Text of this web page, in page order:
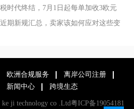
时代终结，7月1日起每单加收3欧元
期新规汇总，卖家该如何应对这些变
欧洲合规服务
离岸公司注册
新闻中心 跨境生态
ji technology co .Ltd粤ICP备19054181